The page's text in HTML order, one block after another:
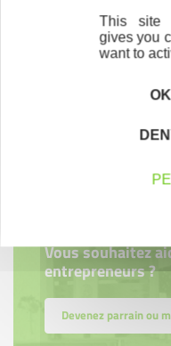
Accompagnement
Nous les avons
projet
Découvrez qui ils
Vous souhaitez
entrepreneurs ?
Devenez parrain ou
This site
gives you
want to